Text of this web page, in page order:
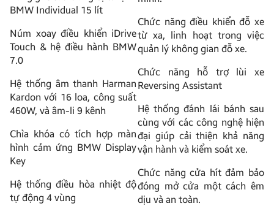
BMW Individual 15 lít
Núm xoay điều khiển iDrive
Touch & hệ điều hành BMW
7.0
Hệ thống âm thanh Harman
Kardon với 16 loa, công suất
460W, và âm-li 9 kênh
Chìa khóa có tích hợp màn
hình cảm ứng BMW Display
Key
Hệ thống điều hòa nhiệt độ
tự động 4 vùng
Chức năng điều khiển đỗ xe
từ xa, linh hoạt trong việc
quản lý không gian đỗ xe.
Chức năng hỗ trợ lùi xe
Reversing Assistant
Hệ thống đánh lái bánh sau
cùng với các công nghệ hiện
đại giúp cải thiện khả năng
vận hành và kiểm soát xe.
Chức năng cửa hít đảm bảo
đóng mở cửa một cách êm
dịu và an toàn.